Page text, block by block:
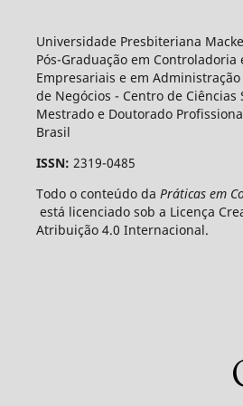
Universidade Presbiteriana
Pós-Graduação em Controladoria
Empresariais e em
de Negócios - Centro de Ciências
Mestrado e Doutorado
Brasil
ISSN: 2319-0485
Todo o conteúdo da Práticas em
está licenciado sob a Licença
Atribuição 4.0 Internacional.